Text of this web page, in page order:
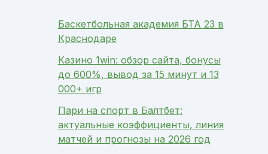
Баскетбольная академия БТА 23 в
Краснодаре
Казино 1win: обзор сайта, бонусы
до 600%, вывод за 15 минут и 13
000+ игр
Пари на спорт в Балтбет:
актуальные коэффициенты, линия
матчей и прогнозы на 2026 год